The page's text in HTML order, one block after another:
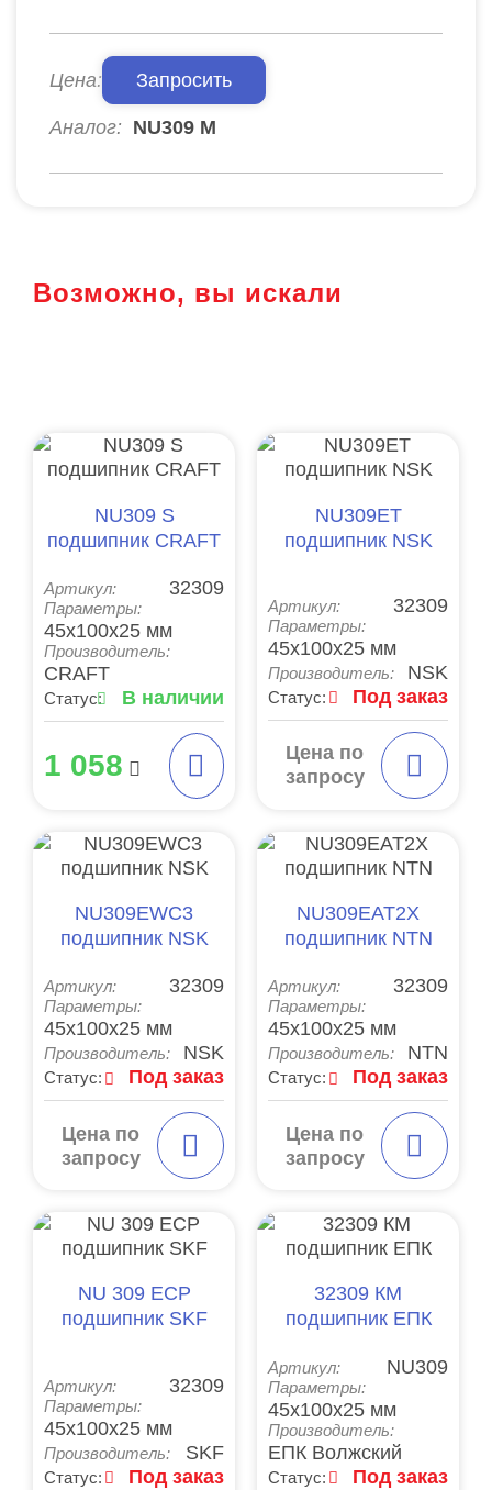
Цена: Запросить
Аналог: NU309 M
Возможно, вы искали
NU309 S
подшипник CRAFT
Артикул: 32309
Параметры:
45x100x25 мм
Производитель:
CRAFT
Статус: В наличии
1 058
NU309ET
подшипник NSK
Артикул: 32309
Параметры:
45x100x25 мм
Производитель: NSK
Статус: Под заказ
Цена по
запросу
NU309EWC3
подшипник NSK
Артикул: 32309
Параметры:
45x100x25 мм
Производитель: NSK
Статус: Под заказ
Цена по
запросу
NU309EAT2X
подшипник NTN
Артикул: 32309
Параметры:
45x100x25 мм
Производитель: NTN
Статус: Под заказ
Цена по
запросу
NU 309 ECP
подшипник SKF
Артикул: 32309
Параметры:
45x100x25 мм
Производитель: SKF
Статус: Под заказ
32309 КM
подшипник ЕПК
Артикул: NU309
Параметры:
45x100x25 мм
Производитель:
ЕПК Волжский
Статус: Под заказ